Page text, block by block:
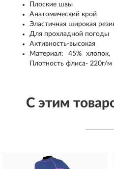
Плоские швы
Анатомический крой
Эластичная широкая
Для прохладной погоды
Активность-высокая
Материал: 45% хлопок,
Плотность флиса- 220г/м
С этим